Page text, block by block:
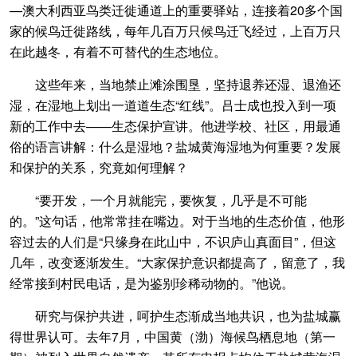
—澳大利西亚鸟类迁徙通道上的重要驿站，连接着20多个国
家的候鸟迁徙路线，每年几百万只候鸟迁飞经过，上百万只
在此越冬，有着不可替代的生态地位。
这些年来，当地禁止滩涂围垦，坚持退养还湿、退渔还
湿，在湿地上划出一道道生态“红线”。吕士成也投入到一项
新的工作中去——生态保护宣讲。他进学校、社区，用最通
俗的语言讲解：什么是湿地？盐城黄海湿地为何重要？发展
和保护的关系，究竟如何理解？
“要开发，一个月就能完，要恢复，几乎是不可能
的。”这句话，他常常挂在嘴边。对于当地的生态价值，他形
容过去的人们是“只缘身在此山中，不识庐山真面目”，但这
几年，改变逐渐发生。“大家保护意识都提高了，留意了，我
经常接到村民电话，是为鉴别珍稀动物的。”他说。
研究与保护共进，呵护生态渐成当地共识，也为盐城赢
得世界认可。去年7月，中国黄（渤）海候鸟栖息地（第一